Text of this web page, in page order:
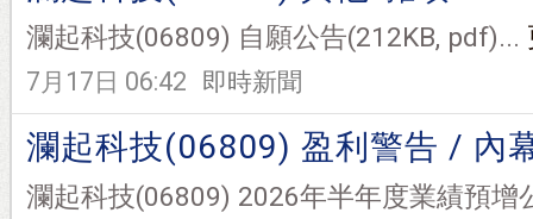
瀾起科技(06809) 自願公告(212KB, pdf)...
7月17日 06:42 即時新聞
瀾起科技(06809) 盈利警告 / 內
瀾起科技(06809) 2026年半年度業績預增